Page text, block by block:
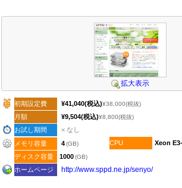
拡大表示
初期設定費 ¥41,040(税込)¥38,000(税抜)
月額 ¥9,504(税込)¥8,800(税抜)
お試し期間
× なし
メモリ容量
4(GB) CPU
Xeon
ディスク容量
1000(GB)
ホームページ http:​/​/www.sppd.ne.jp​/senyo​/